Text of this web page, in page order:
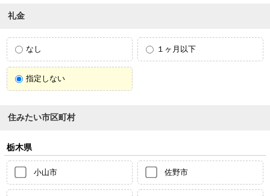
礼金
なし １ヶ月以下
指定しない
住みたい市区町村
栃木県
小山市 佐野市